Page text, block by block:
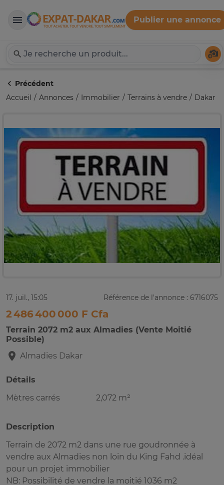
Expat-Dakar
Publier une annonce
Précédent
Accueil
Annonces Immobilier Terrains à vendre Dakar
17. juil., 15:05 Référence de l'annonce : 6716075
2 486 400 000 F Cfa
Terrain 2072 m2 aux Almadies (Vente Moitié
Possible)
Almadies Dakar
Détails
Mètres carrés
2,072 m²
Description
Terrain de 2072 m2 dans une rue goudronnée à
vendre aux Almadies non loin du King Fahd .idéal
pour un projet immobilier
NB: Possibilité de vendre la moitié 1036 m2